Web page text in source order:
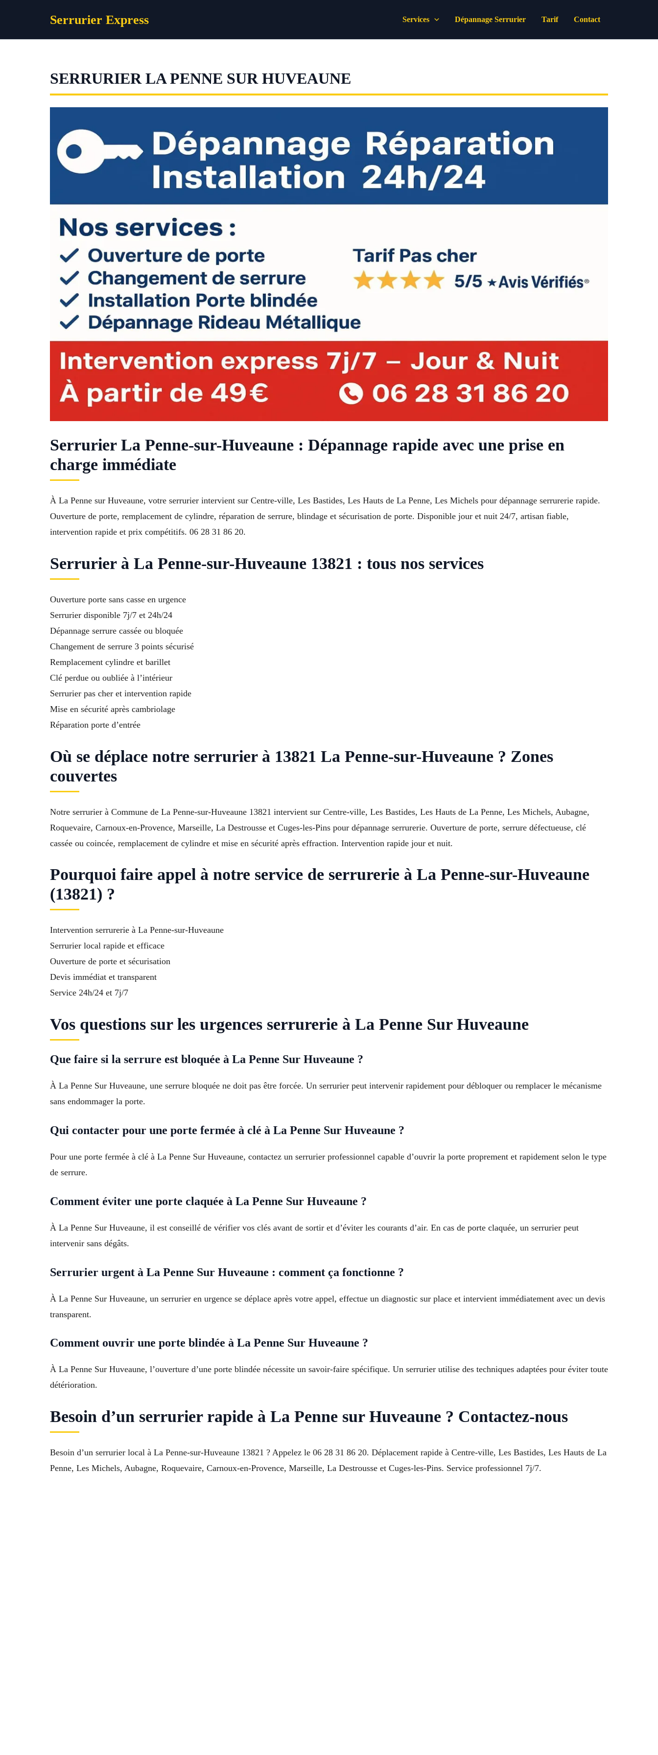
Serrurier Express Services Dépannage Serrurier Tarif Contact
SERRURIER LA PENNE SUR HUVEAUNE
Serrurier La Penne-sur-Huveaune : Dépannage rapide avec une prise en
charge immédiate
À La Penne sur Huveaune, votre serrurier intervient sur Centre-ville, Les Bastides, Les Hauts de La Penne, Les Michels pour dépannage serrurerie rapide.
Ouverture de porte, remplacement de cylindre, réparation de serrure, blindage et sécurisation de porte. Disponible jour et nuit 24/7, artisan fiable,
intervention rapide et prix compétitifs. 06 28 31 86 20.
Serrurier à La Penne-sur-Huveaune 13821 : tous nos services
Ouverture porte sans casse en urgence
Serrurier disponible 7j/7 et 24h/24
Dépannage serrure cassée ou bloquée
Changement de serrure 3 points sécurisé
Remplacement cylindre et barillet
Clé perdue ou oubliée à l’intérieur
Serrurier pas cher et intervention rapide
Mise en sécurité après cambriolage
Réparation porte d’entrée
Où se déplace notre serrurier à 13821 La Penne-sur-Huveaune ? Zones
couvertes
Notre serrurier à Commune de La Penne-sur-Huveaune 13821 intervient sur Centre-ville, Les Bastides, Les Hauts de La Penne, Les Michels, Aubagne,
Roquevaire, Carnoux-en-Provence, Marseille, La Destrousse et Cuges-les-Pins pour dépannage serrurerie. Ouverture de porte, serrure défectueuse, clé
cassée ou coincée, remplacement de cylindre et mise en sécurité après effraction. Intervention rapide jour et nuit.
Pourquoi faire appel à notre service de serrurerie à La Penne-sur-Huveaune
(13821) ?
Intervention serrurerie à La Penne-sur-Huveaune
Serrurier local rapide et efficace
Ouverture de porte et sécurisation
Devis immédiat et transparent
Service 24h/24 et 7j/7
Vos questions sur les urgences serrurerie à La Penne Sur Huveaune
Que faire si la serrure est bloquée à La Penne Sur Huveaune ?
À La Penne Sur Huveaune, une serrure bloquée ne doit pas être forcée. Un serrurier peut intervenir rapidement pour débloquer ou remplacer le mécanisme
sans endommager la porte.
Qui contacter pour une porte fermée à clé à La Penne Sur Huveaune ?
Pour une porte fermée à clé à La Penne Sur Huveaune, contactez un serrurier professionnel capable d’ouvrir la porte proprement et rapidement selon le type
de serrure.
Comment éviter une porte claquée à La Penne Sur Huveaune ?
À La Penne Sur Huveaune, il est conseillé de vérifier vos clés avant de sortir et d’éviter les courants d’air. En cas de porte claquée, un serrurier peut
intervenir sans dégâts.
Serrurier urgent à La Penne Sur Huveaune : comment ça fonctionne ?
À La Penne Sur Huveaune, un serrurier en urgence se déplace après votre appel, effectue un diagnostic sur place et intervient immédiatement avec un devis
transparent.
Comment ouvrir une porte blindée à La Penne Sur Huveaune ?
À La Penne Sur Huveaune, l’ouverture d’une porte blindée nécessite un savoir-faire spécifique. Un serrurier utilise des techniques adaptées pour éviter toute
détérioration.
Besoin d’un serrurier rapide à La Penne sur Huveaune ? Contactez-nous
Besoin d’un serrurier local à La Penne-sur-Huveaune 13821 ? Appelez le 06 28 31 86 20. Déplacement rapide à Centre-ville, Les Bastides, Les Hauts de La
Penne, Les Michels, Aubagne, Roquevaire, Carnoux-en-Provence, Marseille, La Destrousse et Cuges-les-Pins. Service professionnel 7j/7.